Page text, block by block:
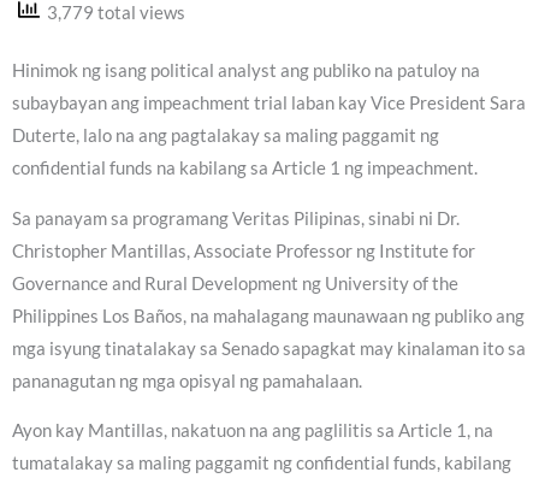
3,779 total views
Hinimok ng isang political analyst ang publiko na patuloy na
subaybayan ang impeachment trial laban kay Vice President Sara
Duterte, lalo na ang pagtalakay sa maling paggamit ng
confidential funds na kabilang sa Article 1 ng impeachment.
Sa panayam sa programang Veritas Pilipinas, sinabi ni Dr.
Christopher Mantillas, Associate Professor ng Institute for
Governance and Rural Development ng University of the
Philippines Los Baños, na mahalagang maunawaan ng publiko ang
mga isyung tinatalakay sa Senado sapagkat may kinalaman ito sa
pananagutan ng mga opisyal ng pamahalaan.
Ayon kay Mantillas, nakatuon na ang paglilitis sa Article 1, na
tumatalakay sa maling paggamit ng confidential funds, kabilang